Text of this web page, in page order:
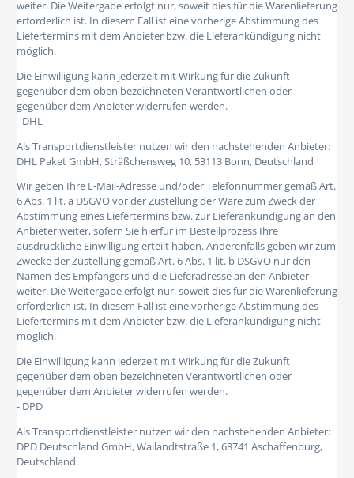
weiter. Die Weitergabe erfolgt nur, soweit dies für die Warenlieferung
erforderlich ist. In diesem Fall ist eine vorherige Abstimmung des
Liefertermins mit dem Anbieter bzw. die Lieferankündigung nicht
möglich.
Die Einwilligung kann jederzeit mit Wirkung für die Zukunft
gegenüber dem oben bezeichneten Verantwortlichen oder
gegenüber dem Anbieter widerrufen werden.
- DHL
Als Transportdienstleister nutzen wir den nachstehenden Anbieter:
DHL Paket GmbH, Sträßchensweg 10, 53113 Bonn, Deutschland
Wir geben Ihre E-Mail-Adresse und/oder Telefonnummer gemäß Art.
6 Abs. 1 lit. a DSGVO vor der Zustellung der Ware zum Zweck der
Abstimmung eines Liefertermins bzw. zur Lieferankündigung an den
Anbieter weiter, sofern Sie hierfür im Bestellprozess Ihre
ausdrückliche Einwilligung erteilt haben. Anderenfalls geben wir zum
Zwecke der Zustellung gemäß Art. 6 Abs. 1 lit. b DSGVO nur den
Namen des Empfängers und die Lieferadresse an den Anbieter
weiter. Die Weitergabe erfolgt nur, soweit dies für die Warenlieferung
erforderlich ist. In diesem Fall ist eine vorherige Abstimmung des
Liefertermins mit dem Anbieter bzw. die Lieferankündigung nicht
möglich.
Die Einwilligung kann jederzeit mit Wirkung für die Zukunft
gegenüber dem oben bezeichneten Verantwortlichen oder
gegenüber dem Anbieter widerrufen werden.
- DPD
Als Transportdienstleister nutzen wir den nachstehenden Anbieter:
DPD Deutschland GmbH, Wailandtstraße 1, 63741 Aschaffenburg,
Deutschland